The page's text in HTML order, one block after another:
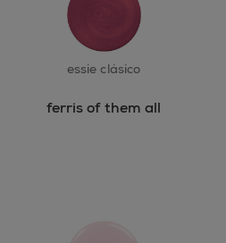
essie clásico
ferris of them all